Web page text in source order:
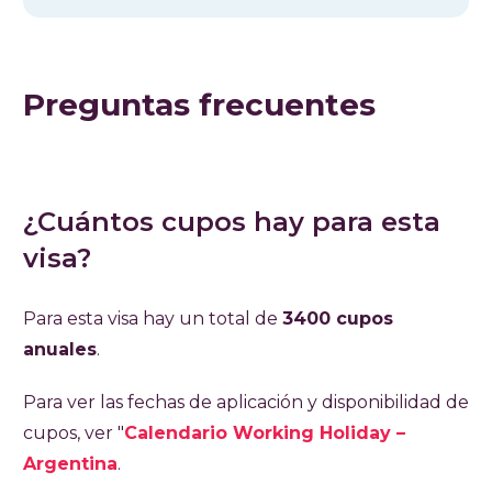
Preguntas frecuentes
¿Cuántos cupos hay para esta
visa?
Para esta visa hay un total de 3400 cupos
anuales.
Para ver las fechas de aplicación y disponibilidad de
cupos, ver "Calendario Working Holiday –
Argentina.